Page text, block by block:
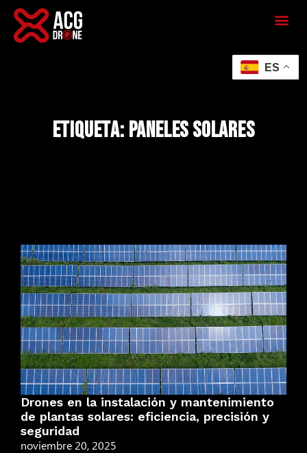
Etiqueta: paneles solares
Drones en la instalación y mantenimiento
de plantas solares: eficiencia, precisión y
seguridad
noviembre 20, 2025
ES